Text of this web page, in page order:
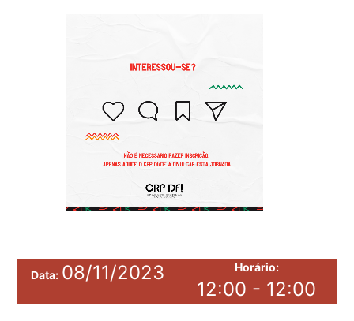
Data: 08/11/2023 Horário:
12:00 - 12:00